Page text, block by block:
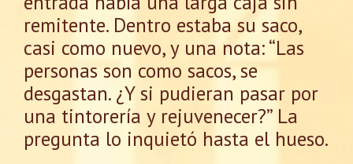
remitente. Dentro estaba su saco,
casi como nuevo, y una nota: “Las
personas son como sacos, se
desgastan. ¿Y si pudieran pasar por
una tintorería y rejuvenecer?” La
pregunta lo inquietó hasta el hueso.